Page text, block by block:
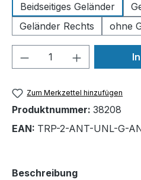
Beidseitiges Geländer
Geländer Rechts
ohne
Produkt Anzahl:
Zum Merkzettel hinzufügen
Produktnummer: 38208
EAN: TRP-2-ANT-UNL-G-
Beschreibung